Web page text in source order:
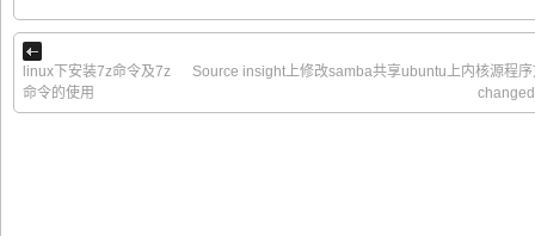
linux下安装7z命令及7z
命令的使用
Source insight上修改samba共享ubuntu上内核源程序